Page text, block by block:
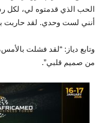
الحب الذي قدمتوه لي، لكل
أنني لست وحدي. لقد حاربت
وتابع دياز: “لقد فشلت
من صميم قلبي”.